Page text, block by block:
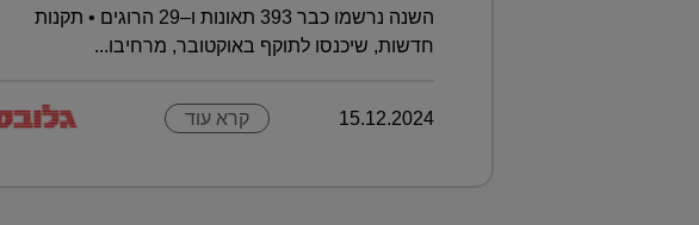
השנה נרשמו כבר 393 תאונות ו–29 הרוגים • תקנות
חדשות, שיכנסו לתוקף באוקטובר, מרחיבו...
15.12.2024 קרא עוד